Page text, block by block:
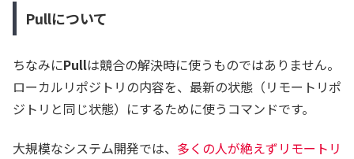
Pullについて
ちなみにPullは競合の解決時に使うものではありません。
ローカルリポジトリの内容を、最新の状態（リモートリポ
ジトリと同じ状態）にするために使うコマンドです。
大規模なシステム開発では、 多くの人が絶えずリモートリ